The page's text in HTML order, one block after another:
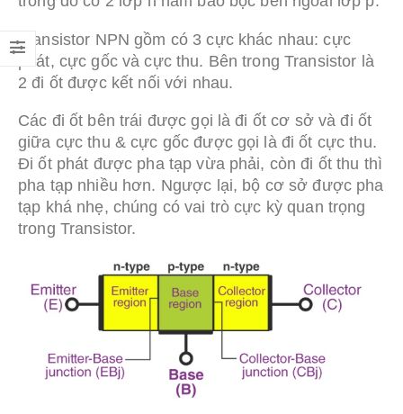
Transistor NPN gồm có 3 cực khác nhau: cực
phát, cực gốc và cực thu. Bên trong Transistor là
2 đi ốt được kết nối với nhau.
Các đi ốt bên trái được gọi là đi ốt cơ sở và đi ốt
giữa cực thu & cực gốc được gọi là đi ốt cực thu.
Đi ốt phát được pha tạp vừa phải, còn đi ốt thu thì
pha tạp nhiều hơn. Ngược lại, bộ cơ sở được pha
tạp khá nhẹ, chúng có vai trò cực kỳ quan trọng
trong Transistor.